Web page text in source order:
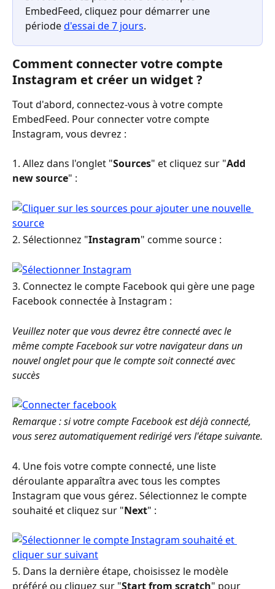
EmbedFeed, cliquez pour démarrer une
période d'essai de 7 jours.
Comment connecter votre compte
Instagram et créer un widget ?
Tout d'abord, connectez-vous à votre compte
EmbedFeed. Pour connecter votre compte
Instagram, vous devrez :
1. Allez dans l'onglet "Sources" et cliquez sur "Add
new source" :
2. Sélectionnez "Instagram" comme source :
3. Connectez le compte Facebook qui gère une page
Facebook connectée à Instagram :
Veuillez noter que vous devrez être connecté avec le
même compte Facebook sur votre navigateur dans un
nouvel onglet pour que le compte soit connecté avec
succès
Remarque : si votre compte Facebook est déjà connecté,
vous serez automatiquement redirigé vers l'étape suivante.
4. Une fois votre compte connecté, une liste
déroulante apparaîtra avec tous les comptes
Instagram que vous gérez. Sélectionnez le compte
souhaité et cliquez sur "Next" :
5. Dans la dernière étape, choisissez le modèle
préféré ou cliquez sur "Start from scratch" pour